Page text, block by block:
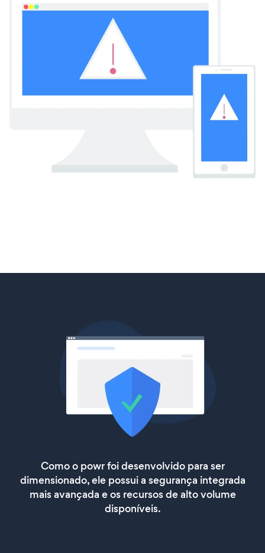
Como o powr foi desenvolvido para ser
dimensionado, ele possui a segurança integrada
mais avançada e os recursos de alto volume
disponíveis.